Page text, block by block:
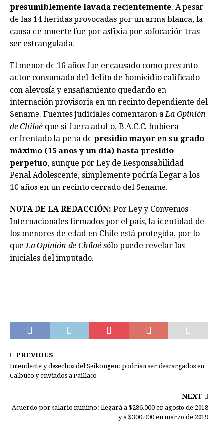
presumiblemente lavada recientemente. A pesar
de las 14 heridas provocadas por un arma blanca, la
causa de muerte fue por asfixia por sofocación tras
ser estrangulada.
El menor de 16 años fue encausado como presunto
autor consumado del delito de homicidio calificado
con alevosía y ensañamiento quedando en
internación provisoria en un recinto dependiente del
Sename. Fuentes judiciales comentaron aLa Opinión
de Chiloé que si fuera adulto, B.A.C.C. hubiera
enfrentado la pena de presidio mayor en su grado
máximo (15 años y un día) hasta presidio
perpetuo, aunque por Ley de Responsabilidad
Penal Adolescente, simplemente podría llegar a los
10 años en un recinto cerrado del Sename.
NOTA DE LA REDACCIÓN: Por Ley y Convenios
Internacionales firmados por el país, la identidad de
los menores de edad en Chile está protegida, por lo
queLa Opinión de Chiloé sólo puede revelar las
iniciales del imputado.
PREVIOUS
Intendente y desechos del Seikongen: podrían ser descargados en
Calbuco y enviados a Paillaco
NEXT
Acuerdo por salario mínimo: llegará a $286.000 en agosto de 2018
y a $300.000 en marzo de 2019